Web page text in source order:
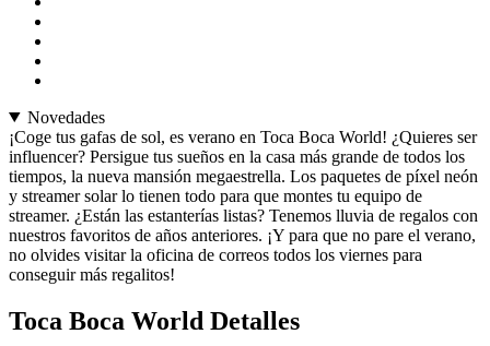
Novedades
¡Coge tus gafas de sol, es verano en Toca Boca World! ¿Quieres ser
influencer? Persigue tus sueños en la casa más grande de todos los
tiempos, la nueva mansión megaestrella. Los paquetes de píxel neón
y streamer solar lo tienen todo para que montes tu equipo de
streamer. ¿Están las estanterías listas? Tenemos lluvia de regalos con
nuestros favoritos de años anteriores. ¡Y para que no pare el verano,
no olvides visitar la oficina de correos todos los viernes para
conseguir más regalitos!
Toca Boca World Detalles